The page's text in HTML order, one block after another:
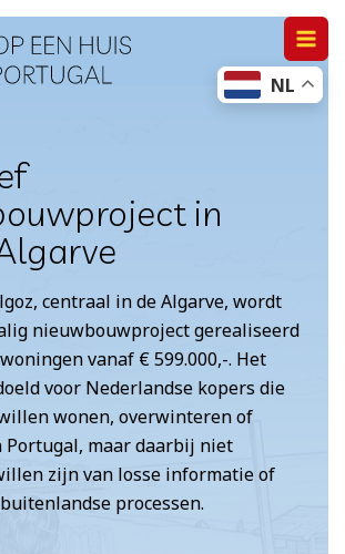
in
centraal in de Algarve, wordt
nieuwbouwproject gerealiseerd
vanaf € 599.000,-. Het
voor Nederlandse kopers die
wonen, overwinteren of
Portugal, maar daarbij niet
zijn van losse informatie of
processen.
NL